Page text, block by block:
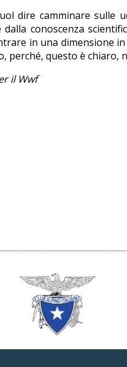
dire camminare sulle
conoscenza
in una dimensione
perché, questo è chiaro,
il Wwf